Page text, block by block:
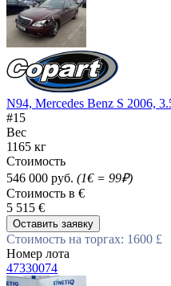
N94, Mercedes Benz S 2006,
#15
Вес
1165 кг
Стоимость
546 000 руб. (1€ = 99₽)
Стоимость в €
5 515 €
Оставить заявку
Стоимость на торгах: 1600 £
Номер лота
47330074